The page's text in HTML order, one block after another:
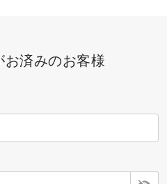
お済みのお客様